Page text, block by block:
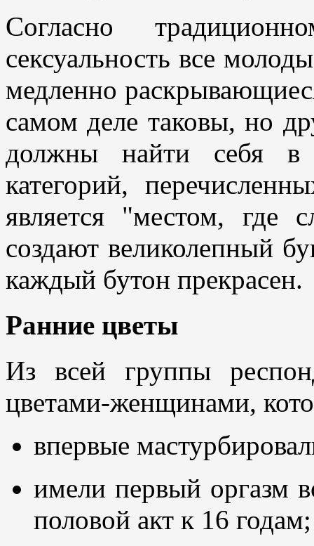
Согласно
сексуальность все
медленно
самом деле таковы, но
должны найти себя в
категорий,
является "местом, где
создают великолепный
каждый бутон прекрасен.
Ранние цветы
Из всей группы
цветами-женщинами,
впервые
имели первый оргазм
половой акт к 16 годам;